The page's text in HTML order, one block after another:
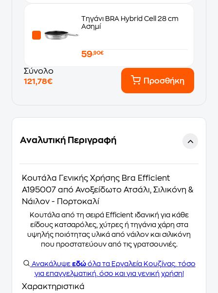
Τηγάνι BRA Hybrid Cell 28 cm
Ασημί
59,90€
Σύνολο
121,78€
Προσθήκη
Αναλυτική Περιγραφή
Κουτάλα Γενικής Χρήσης Bra Efficient
A195007 από Ανοξείδωτο Ατσάλι, Σιλικόνη &
Νάιλον - Πορτοκαλί
Κουτάλα από τη σειρά Efficient ιδανική για κάθε
είδους κατσαρόλες, χύτρες ή τηγάνια χάρη στα
υψηλής ποιότητας υλικά από νάιλον και σιλικόνη
που προστατεύουν από τις γρατσουνιές.
Ανακάλυψε εδώόλα τα Εργαλεία Κουζίνας, τόσο
για επαγγελματική, όσο και για γενική χρήση!
Χαρακτηριστικά